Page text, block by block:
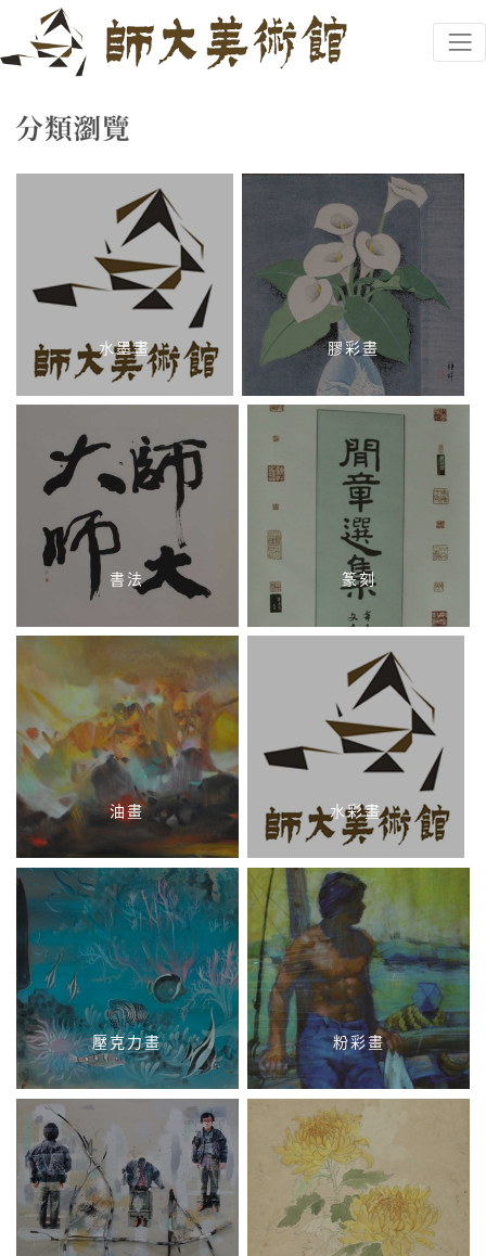
跳到主要內容
國立臺灣師範大學美術館
網頁導覽
水墨畫 膠彩畫
書法 篆刻
油畫 水彩畫
壓克力畫 粉彩畫